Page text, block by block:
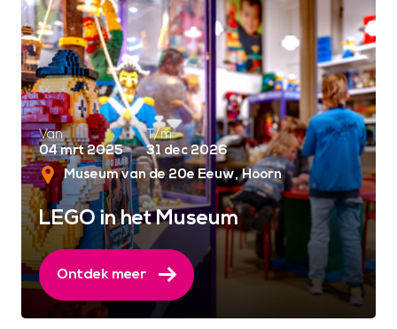
Van
04 mrt 2025
T/m
31 dec 2026
Museum van de 20e Eeuw Hoorn
LEGO in het Museum
Ontdek meer